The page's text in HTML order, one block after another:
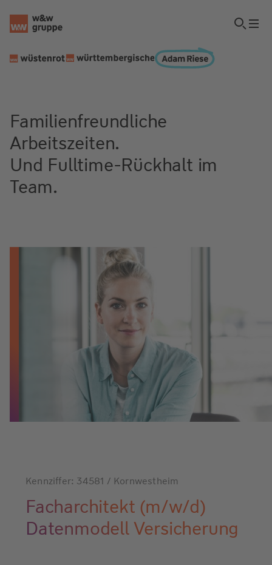
Familienfreundliche
Arbeitszeiten.
Und Fulltime-Rückhalt im
Team.
Kennziffer: 34581 / Kornwestheim
Facharchitekt (m/w/d)
Datenmodell Versicherung